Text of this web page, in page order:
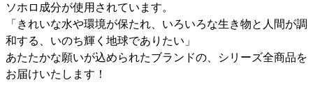
ソホロ成分が使用されています。
「きれいな水や環境が保たれ、いろいろな生き物と人間が調
和する、いのち輝く地球でありたい」
あたたかな願いが込められたブランドの、シリーズ全商品を
お届けいたします！